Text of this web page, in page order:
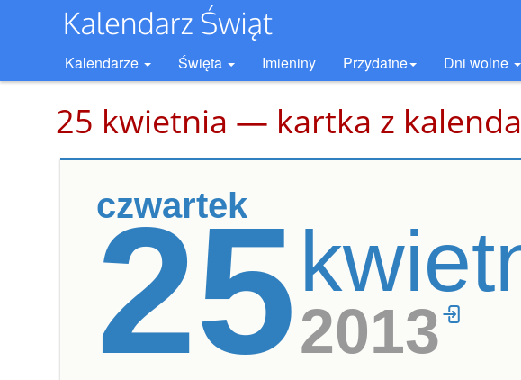
Kalendarze Święta Imieniny Przydatne Dni wolne
25 kwietnia — kartka z
czwartek
252013